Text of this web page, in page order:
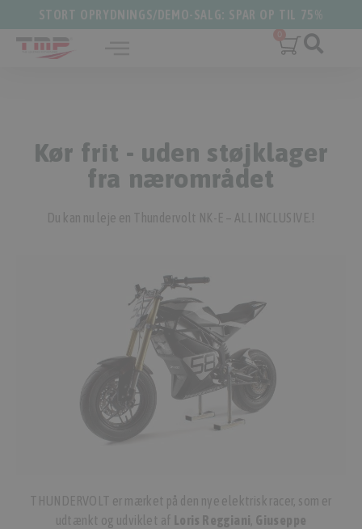
STORT OPRYDNINGS/DEMO-SALG: SPAR OP TIL 75%
Kør frit - uden støjklager
fra nærområdet
Du kan nu leje en Thundervolt NK-E – ALL INCLUSIVE.!
THUNDERVOLT er mærket på den nye elektrisk racer, som er
udtænkt og udviklet af Loris Reggiani, Giuseppe